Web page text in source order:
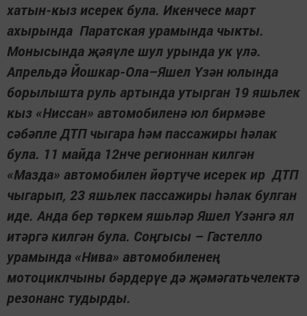
хатын-кыз исерек була. Икенчесе март
ахырында Паратская урамында чыкты.
Монысында җәяүле шул урында ук үлә.
Апрельдә Йошкар-Ола–Яшел Үзән юлында
борылышта руль артында утырган 19 яшьлек
кыз «Ниссан» автомобиленә юл бирмәве
сәбәпле ДТП чыгара һәм пассажиры һәлак
була. 11 майда 12нче регионнан килгән
«Мазда» автомобилен йөртүче исерек ир ДТП
чыгарып, 23 яшьлек пассажиры һәлак булган
иде. Анда бер төркем яшьләр Яшел Үзәнгә ял
итәргә килгән була. Соңгысы – Гастелло
урамында «Нива» автомобиленең
мотоциклчыны бәрдерүе дә җәмәгатьчелектә
резонанс тудырды.